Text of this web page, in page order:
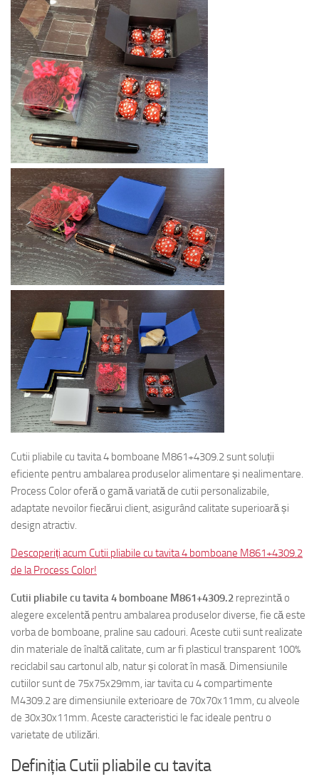
Cutii pliabile cu tavita 4 bomboane M861+4309.2 sunt soluții
eficiente pentru ambalarea produselor alimentare și nealimentare.
Process Color oferă o gamă variată de cutii personalizabile,
adaptate nevoilor fiecărui client, asigurând calitate superioară și
design atractiv.
Descoperiți acum Cutii pliabile cu tavita 4 bomboane M861+4309.2
de la Process Color!
Cutii pliabile cu tavita 4 bomboane M861+4309.2 reprezintă o
alegere excelentă pentru ambalarea produselor diverse, fie că este
vorba de bomboane, praline sau cadouri. Aceste cutii sunt realizate
din materiale de înaltă calitate, cum ar fi plasticul transparent 100%
reciclabil sau cartonul alb, natur și colorat în masă. Dimensiunile
cutiilor sunt de 75x75x29mm, iar tavita cu 4 compartimente
M4309.2 are dimensiunile exterioare de 70x70x11mm, cu alveole
de 30x30x11mm. Aceste caracteristici le fac ideale pentru o
varietate de utilizări.
Definiția Cutii pliabile cu tavita